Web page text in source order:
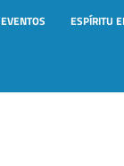
EVENTOS ESPÍRITU